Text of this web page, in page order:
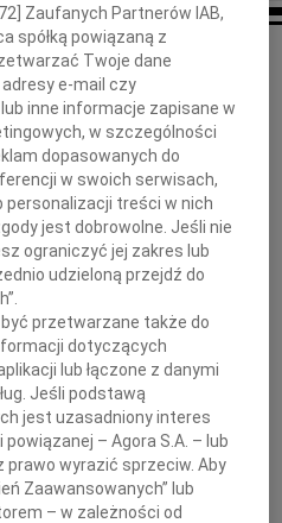
24 kwietnia 2010 roku zmarł
Siemion
Człowiek wielki,
mnie zawsze interesujący rozmówca,
wybitny aktor i zawsze aktor.
Najgłębsze słowa współczucia dla
Krzysztofa i Rodziny
Jacek Mazur
] Zaufanych Partnerów IAB,
spółką powiązaną z
Twoje dane
adresy e-mail czy
inne informacje zapisane w
w szczególności
dopasowanych do
w swoich serwisach,
personalizacji treści w nich
jest dobrowolne. Jeśli nie
ograniczyć jej zakres lub
udzieloną przejdź do
przetwarzane także do
dotyczących
lub łączone z danymi
Jeśli podstawą
jest uzasadniony interes
powiązanej – Agora S.A. – lub
wyrazić sprzeciw. Aby
Zaawansowanych” lub
– w zależności od